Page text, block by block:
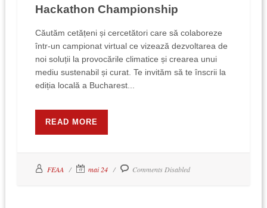
Hackathon Championship
Căutăm cetățeni și cercetători care să colaboreze
într-un campionat virtual ce vizează dezvoltarea de
noi soluții la provocările climatice și crearea unui
mediu sustenabil și curat. Te invităm să te înscrii la
ediția locală a Bucharest...
READ MORE
FEAA mai 24 Comments Disabled